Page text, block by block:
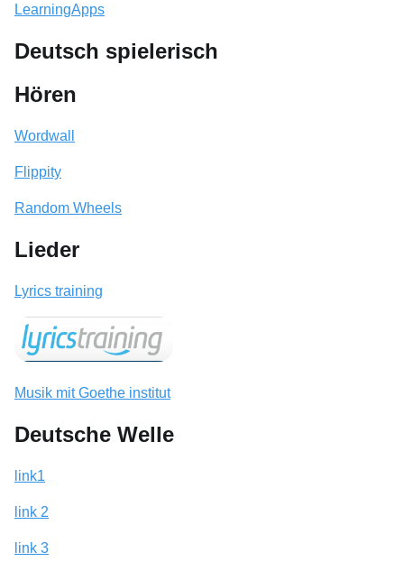
LearningApps
Deutsch spielerisch
Hören
Wordwall
Flippity
Random Wheels
Lieder
Lyrics training
Musik mit Goethe institut
Deutsche Welle
link1
link 2
link 3